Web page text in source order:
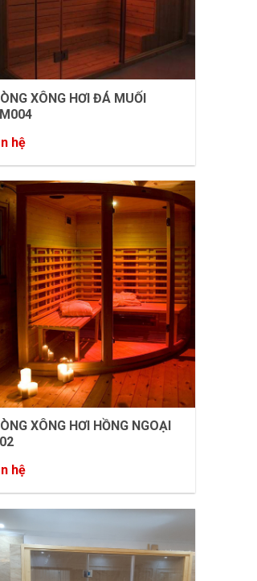
XÔNG HƠI ĐÁ MUỐI
hệ
XÔNG HƠI HỒNG NGOẠI
hệ